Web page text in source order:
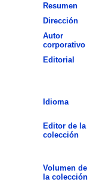
Resumen
Dirección
Autor
corporativo
Editorial
Idioma
Editor de la
colección
Volumen de
la colección